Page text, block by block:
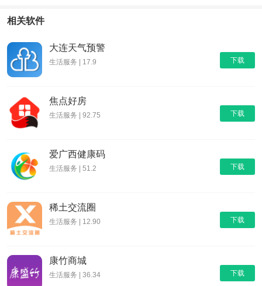
相关软件
下载
大连天气预警
生活服务 | 17.9
下载
焦点好房
生活服务 | 92.75
下载
爱广西健康码
生活服务 | 51.2
下载
稀土交流圈
生活服务 | 12.90
下载
康竹商城
生活服务 | 36.34